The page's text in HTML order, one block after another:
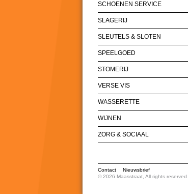
SCHOENEN SERVICE
SLAGERIJ
SLEUTELS & SLOTEN
SPEELGOED
STOMERIJ
VERSE VIS
WASSERETTE
WIJNEN
ZORG & SOCIAAL
Contact
Nieuwsbrief
© 2026 Maasstraat, All rights reserved